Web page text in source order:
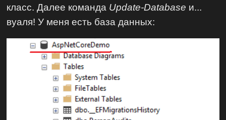
класс. Далее команда Update-Database и...
вуаля! У меня есть база данных: